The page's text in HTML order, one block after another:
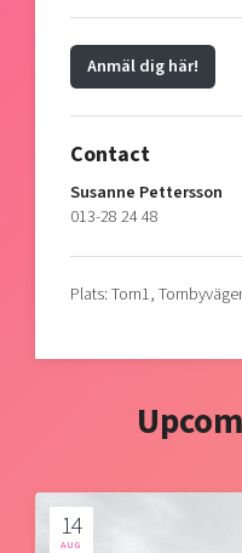
Anmäl dig här!
Contact
Susanne Pettersson
013-28 24 48
Plats: Torn1,
14
AUG